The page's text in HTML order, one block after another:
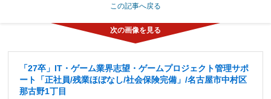
この記事へ戻る
「27卒」IT・ゲーム業界志望・ゲームプロジェクト管理サポ
ート「正社員/残業ほぼなし/社会保険完備」/名古屋市中村区
那古野1丁目